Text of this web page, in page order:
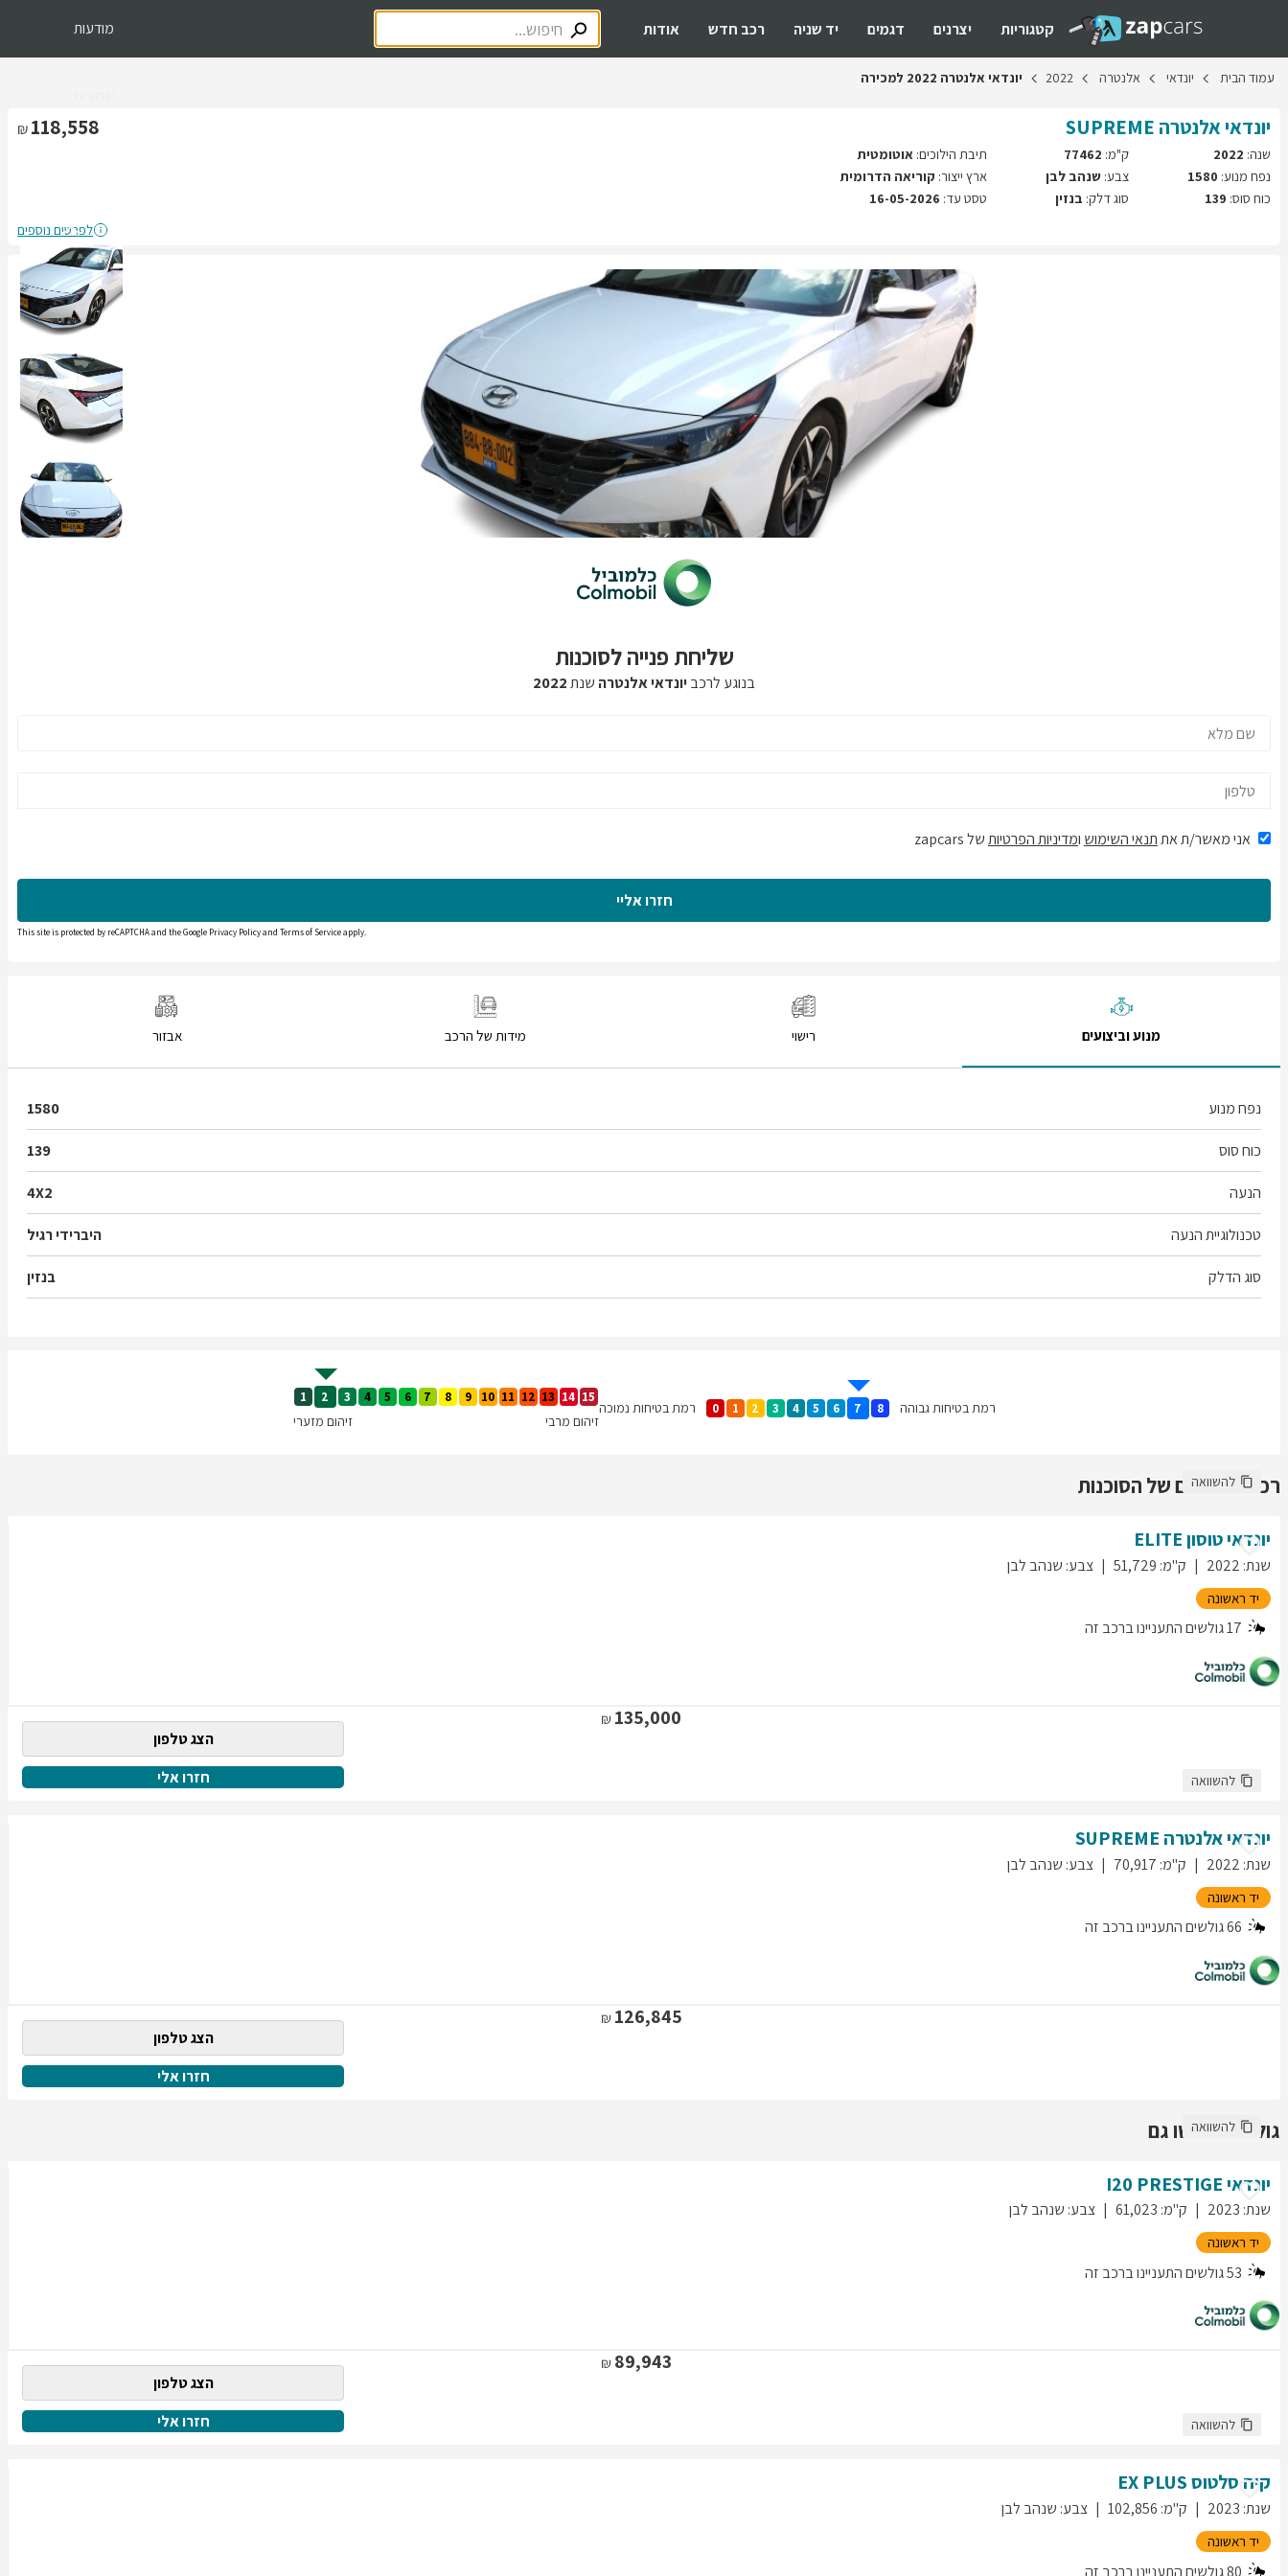
קטגוריות יצרנים דגמים יד שניה רכב חדש אודות מודעות
עמוד הבית יונדאי אלנטרה 2022 יונדאי אלנטרה 2022 למכירה
יונדאיאלנטרה SUPREME
118,558
שנה: 2022
נפח מנוע: 1580
כוח סוס: 139
ק"מ: 77462
צבע: שנהב לבן
סוג דלק: בנזין
תיבת הילוכים: אוטומטית
ארץ ייצור: קוריאה הדרומית
טסט עד: 16-05-2026
לפרטים נוספים
שליחת פנייה לסוכנות
בנוגע לרכביונדאי אלנטרה שנת2022
אני מאשר/ת אתתנאי השימוש ומדיניות הפרטיותשל zapcars
חזרו אליי
This site is protected by reCAPTCHA and the Google Privacy Policyand Terms of Serviceapply.
מנוע וביצועים רישוי מידות של הרכב אבזור
נפח מנוע 1580
כוח סוס 139
הנעה 4X2
טכנולוגיית הנעה היברידי רגיל
סוג הדלק בנזין
רמת בטיחות גבוהה 0 1 2 3 4 5 6 7 8 רמת בטיחות נמוכה
1 2 3 4 5 6 7 8 9 10 11 12 13 14 15
זיהום מרבי זיהום מזערי
רכבים נוספים של הסוכנות
להשוואה
יונדאיטוסוןELITE
שנת:
2022 ק"מ:
51,729 צבע: שנהב לבן
יד ראשונה
17גולשים התעניינו ברכב זה
135,000
הצג טלפון
חזרו אלי
להשוואה
יונדאיאלנטרה SUPREME
שנת:
2022 ק"מ:
70,917 צבע: שנהב לבן
יד ראשונה
66גולשים התעניינו ברכב זה
126,845
הצג טלפון
חזרו אלי
גולשים חיפשו גם
להשוואה
יונדאי I20 PRESTIGE
שנת:
2023 ק"מ:
61,023 צבע: שנהב לבן
יד ראשונה
53גולשים התעניינו ברכב זה
89,943
הצג טלפון
חזרו אלי
להשוואה
קיה סלטוסEX PLUS
שנת:
2023 ק"מ:
102,856 צבע: שנהב לבן
יד ראשונה
80גולשים התעניינו ברכב זה